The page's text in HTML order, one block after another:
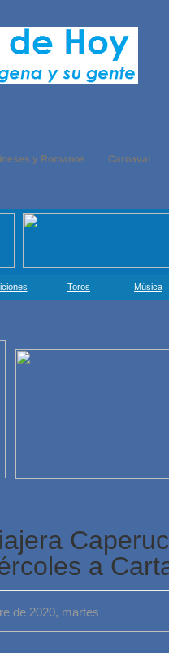
y Romanos Carnaval
Toros Música
a
de 2020, martes